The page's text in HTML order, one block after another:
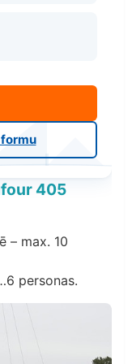
405
– max. 10
personas.